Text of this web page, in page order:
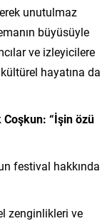
unutulmaz
büyüsüyle
ve izleyicilere
hayatına da
Coşkun: “İşin özü
festival hakkında
zenginlikleri ve